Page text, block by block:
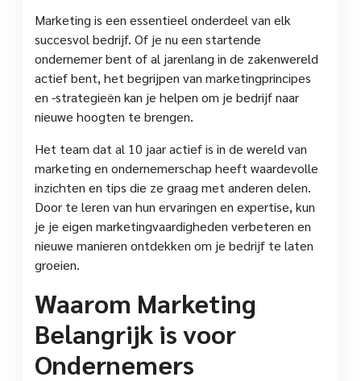
Marketing is een essentieel onderdeel van elk
succesvol bedrijf. Of je nu een startende
ondernemer bent of al jarenlang in de zakenwereld
actief bent, het begrijpen van marketingprincipes
en -strategieën kan je helpen om je bedrijf naar
nieuwe hoogten te brengen.
Het team dat al 10 jaar actief is in de wereld van
marketing en ondernemerschap heeft waardevolle
inzichten en tips die ze graag met anderen delen.
Door te leren van hun ervaringen en expertise, kun
je je eigen marketingvaardigheden verbeteren en
nieuwe manieren ontdekken om je bedrijf te laten
groeien.
Waarom Marketing
Belangrijk is voor
Ondernemers